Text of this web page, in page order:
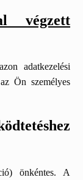
végzett
adatkezelési
Ön személyes
önkéntes. A